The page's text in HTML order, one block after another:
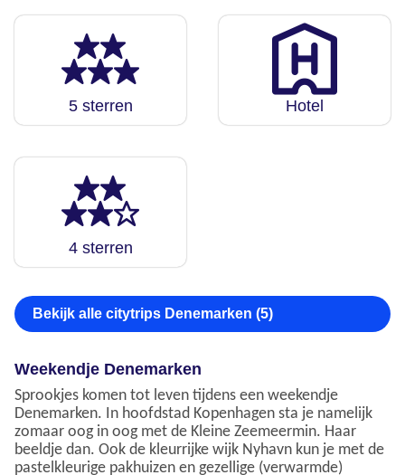
5 sterren Hotel
4 sterren
Bekijk alle citytrips Denemarken (5)
Weekendje Denemarken
Sprookjes komen tot leven tijdens een weekendje
Denemarken. In hoofdstad Kopenhagen sta je namelijk
zomaar oog in oog met de Kleine Zeemeermin. Haar
beeldje dan. Ook de kleurrijke wijk Nyhavn kun je met de
pastelkleurige pakhuizen en gezellige (verwarmde)